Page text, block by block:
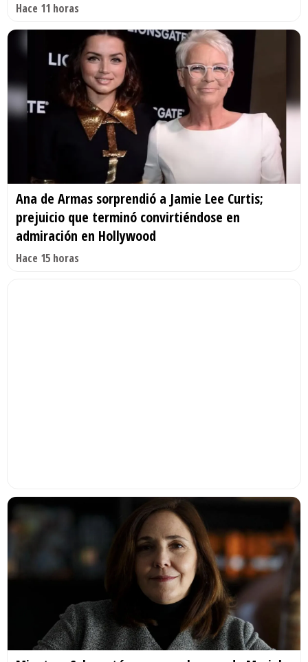
Hace 11 horas
Ana de Armas sorprendió a Jamie Lee Curtis;
prejuicio que terminó convirtiéndose en
admiración en Hollywood
Hace 15 horas